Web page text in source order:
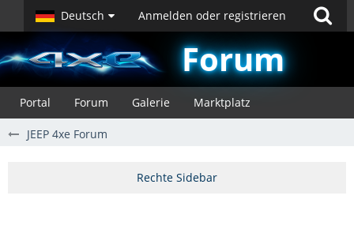
Deutsch Anmelden oder registrieren
Forum
Portal Forum Galerie Marktplatz
JEEP 4xe Forum